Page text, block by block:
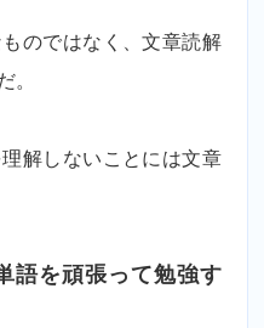
のではなく、文章読解
。
解しないことには文章
語を頑張って勉強す